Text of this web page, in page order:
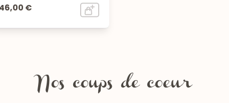
46,00 €
Nos coups de coeur